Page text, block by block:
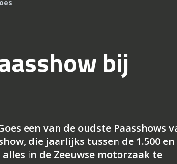
bij
een van de oudste Paasshows
die jaarlijks tussen de 1.500 en
in de Zeeuwse motorzaak te